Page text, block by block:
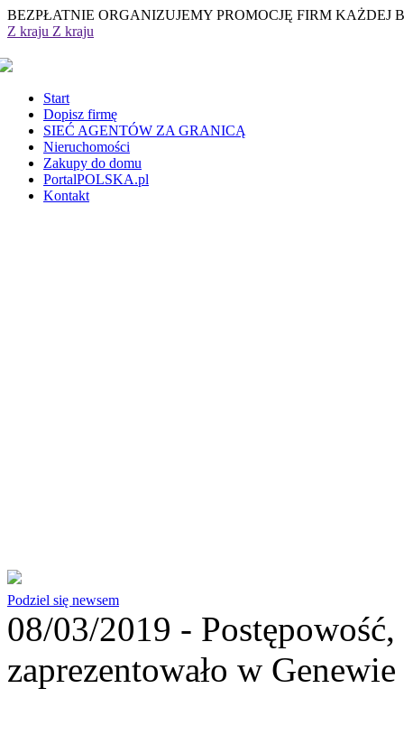
BEZPŁATNIE ORGANIZUJEMY PROMOCJĘ FIRM KAŻDEJ
Z kraju Z kraju
Start
Dopisz firmę
SIEĆ AGENTÓW ZA GRANICĄ
Nieruchomości
Zakupy do domu
PortalPOLSKA.pl
Kontakt
Podziel się newsem
08/03/2019 -
zaprezentowało w